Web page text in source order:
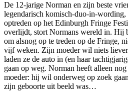
De 12-jarige Norman en zijn beste
legendarisch komisch-duo-in-
optreden op het Edinburgh Fringe
overlijdt, stort Normans wereld in. Hij
om alsnog op te treden op de Fringe,
vijf weken. Zijn moeder wil niets
laden ze de auto in (en haar
gaan op weg. Norman heeft alleen
moeder: hij wil onderweg op zoek
zijn geboorte uit beeld was…